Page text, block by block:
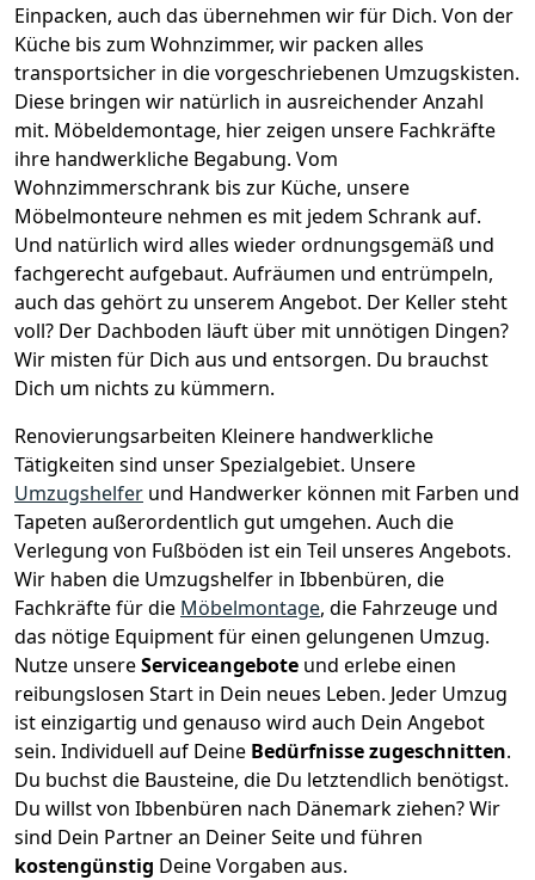
Einpacken, auch das übernehmen wir für Dich. Von der
Küche bis zum Wohnzimmer, wir packen alles
transportsicher in die vorgeschriebenen Umzugskisten.
Diese bringen wir natürlich in ausreichender Anzahl
mit. Möbeldemontage, hier zeigen unsere Fachkräfte
ihre handwerkliche Begabung. Vom
Wohnzimmerschrank bis zur Küche, unsere
Möbelmonteure nehmen es mit jedem Schrank auf.
Und natürlich wird alles wieder ordnungsgemäß und
fachgerecht aufgebaut. Aufräumen und entrümpeln,
auch das gehört zu unserem Angebot. Der Keller steht
voll? Der Dachboden läuft über mit unnötigen Dingen?
Wir misten für Dich aus und entsorgen. Du brauchst
Dich um nichts zu kümmern.
Renovierungsarbeiten Kleinere handwerkliche
Tätigkeiten sind unser Spezialgebiet. Unsere
Umzugshelfer und Handwerker können mit Farben und
Tapeten außerordentlich gut umgehen. Auch die
Verlegung von Fußböden ist ein Teil unseres Angebots.
Wir haben die Umzugshelfer in Ibbenbüren, die
Fachkräfte für die Möbelmontage, die Fahrzeuge und
das nötige Equipment für einen gelungenen Umzug.
Nutze unsereServiceangebote und erlebe einen
reibungslosen Start in Dein neues Leben. Jeder Umzug
ist einzigartig und genauso wird auch Dein Angebot
sein. Individuell auf Deine Bedürfnisse zugeschnitten.
Du buchst die Bausteine, die Du letztendlich benötigst.
Du willst von Ibbenbüren nach Dänemarkziehen? Wir
sind Dein Partner an Deiner Seite und führen
kostengünstig Deine Vorgaben aus.